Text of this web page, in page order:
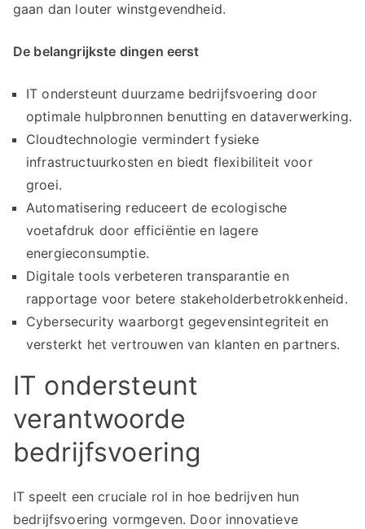
gaan dan louter winstgevendheid.
De belangrijkste dingen eerst
IT ondersteunt duurzame bedrijfsvoering door
optimale hulpbronnen benutting en dataverwerking.
Cloudtechnologie vermindert fysieke
infrastructuurkosten en biedt flexibiliteit voor
groei.
Automatisering reduceert de ecologische
voetafdruk door efficiëntie en lagere
energieconsumptie.
Digitale tools verbeteren transparantie en
rapportage voor betere stakeholderbetrokkenheid.
Cybersecurity waarborgt gegevensintegriteit en
versterkt het vertrouwen van klanten en partners.
IT ondersteunt
verantwoorde
bedrijfsvoering
IT speelt een cruciale rol in hoe bedrijven hun
bedrijfsvoering vormgeven. Door innovatieve